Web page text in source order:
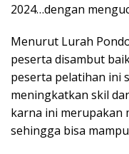
2024…dengan
Menurut Lurah
peserta disambut
peserta pelatihan ini
meningkatkan skil
karna ini merupakan
sehingga bisa